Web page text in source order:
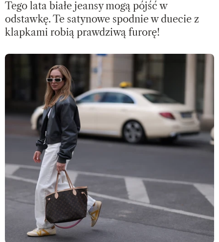
Tego lata białe jeansy mogą pójść w
odstawkę. Te satynowe spodnie w duecie z
klapkami robią prawdziwą furorę!